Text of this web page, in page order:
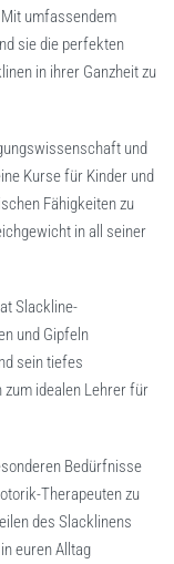
Mit umfassendem
sie die perfekten
in ihrer Ganzheit zu
und
Kurse für Kinder und
Fähigkeiten zu
in all seiner
Slackline-
und Gipfeln
sein tiefes
idealen Lehrer für
Bedürfnisse
Therapeuten zu
des Slacklinens
euren Alltag